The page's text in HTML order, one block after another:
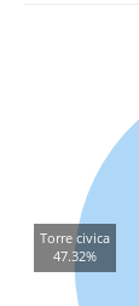
Torre civica
47.32%